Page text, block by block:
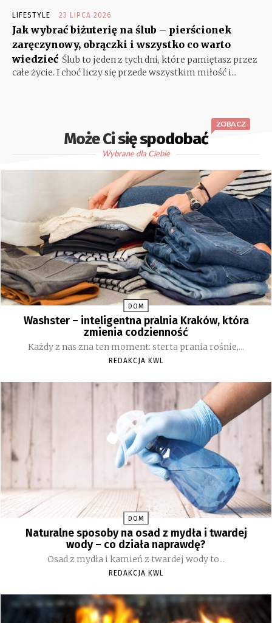
LIFESTYLE 23 LIPCA 2026
Jak wybrać biżuterię na ślub – pierścionek
zaręczynowy, obrączki i wszystko co warto
wiedzieć Ślub to jeden z tych dni, które pamiętasz przez
całe życie. I choć liczy się przede wszystkim miłość i...
Może Ci się spodobać
ZOBACZ
Wybrane dla Ciebie
DOM
Washster – inteligentna pralnia Kraków, która
zmienia codzienność
Każdy z nas zna ten moment: sterta prania rośnie,...
REDAKCJA KWL
DOM
Naturalne sposoby na osad z mydła i twardej
wody – co działa naprawdę?
Osad z mydła i kamień z twardej wody to...
REDAKCJA KWL